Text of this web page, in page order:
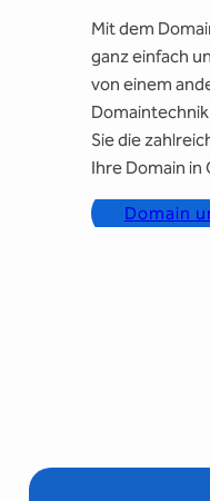
Mit dem
ganz einfach
von einem
Sie die
Ihre Domain
Domain